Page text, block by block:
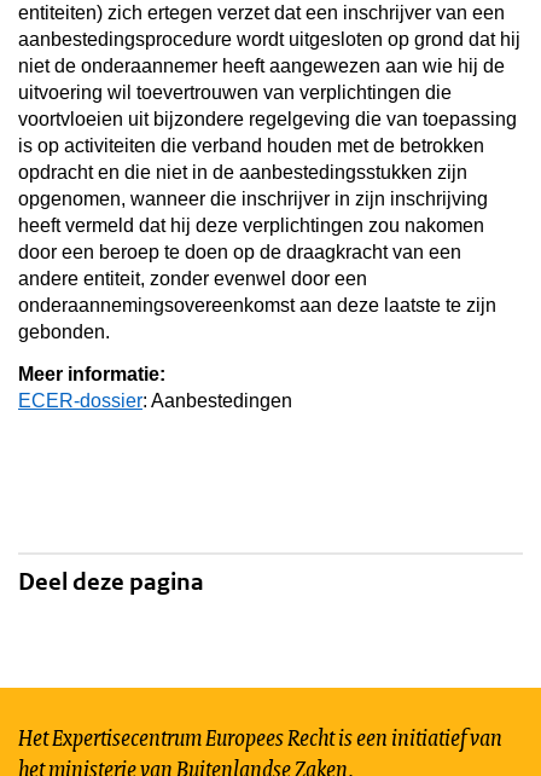
entiteiten) zich ertegen verzet dat een inschrijver van een
aanbestedingsprocedure wordt uitgesloten op grond dat hij
niet de onderaannemer heeft aangewezen aan wie hij de
uitvoering wil toevertrouwen van verplichtingen die
voortvloeien uit bijzondere regelgeving die van toepassing
is op activiteiten die verband houden met de betrokken
opdracht en die niet in de aanbestedingsstukken zijn
opgenomen, wanneer die inschrijver in zijn inschrijving
heeft vermeld dat hij deze verplichtingen zou nakomen
door een beroep te doen op de draagkracht van een
andere entiteit, zonder evenwel door een
onderaannemingsovereenkomst aan deze laatste te zijn
gebonden.
Meer informatie:
ECER-dossier: Aanbestedingen
Deel deze pagina
Het Expertisecentrum Europees Recht is een initiatief van
het ministerie van Buitenlandse Zaken.